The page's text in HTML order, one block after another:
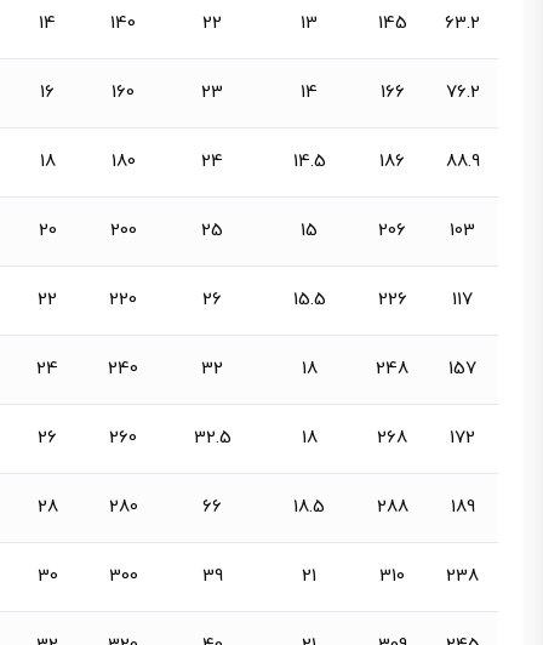
63.2
145
13
22
140
14
76.2
166
14
23
160
16
88.9
186
14.5
24
180
18
103
206
15
25
200
20
117
226
15.5
26
220
22
157
248
18
32
240
24
172
268
18
32.5
260
26
189
288
18.5
66
280
28
238
310
21
39
300
30